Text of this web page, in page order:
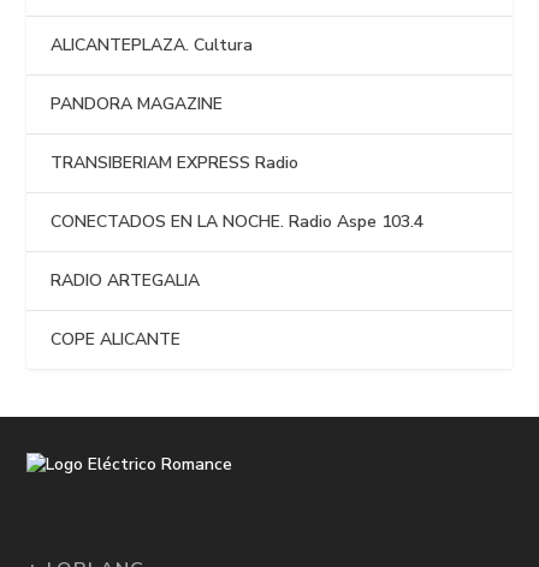
ALICANTEPLAZA. Cultura
PANDORA MAGAZINE
TRANSIBERIAM EXPRESS Radio
CONECTADOS EN LA NOCHE. Radio Aspe 103.4
RADIO ARTEGALIA
COPE ALICANTE